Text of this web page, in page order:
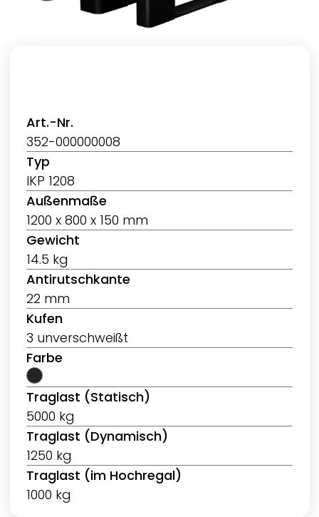
Art.-Nr.
352-000000008
Typ
IKP 1208
Außenmaße
1200 x 800 x 150 mm
Gewicht
14.5 kg
Antirutschkante
22 mm
Kufen
3 unverschweißt
Farbe
Traglast (Statisch)
5000 kg
Traglast (Dynamisch)
1250 kg
Traglast (im Hochregal)
1000 kg